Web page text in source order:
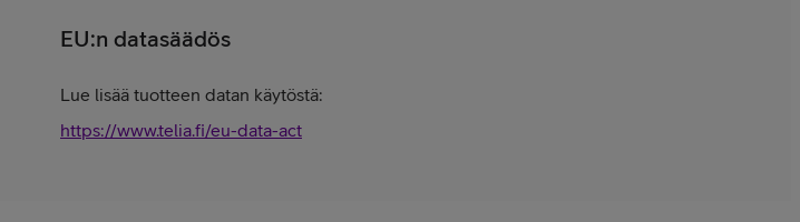
EU:n datasäädös
Lue lisää tuotteen datan käytöstä:
https://www.telia.fi/eu-data-act